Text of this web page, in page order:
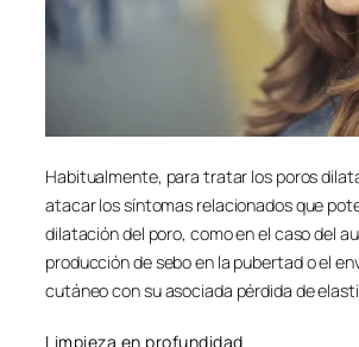
Habitualmente, para tratar los poros
atacar los síntomas relacionados que
dilatación del poro, como en el caso del
producción de sebo en la pubertad o el
cutáneo con su asociada pérdida de
Limpieza en profundidad